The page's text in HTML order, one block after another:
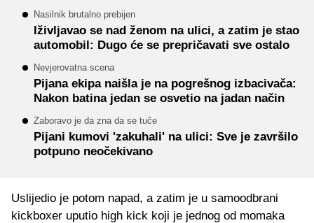
Nasilnik brutalno prebijen
Iživljavao se nad ženom na ulici, a zatim je stao
automobil: Dugo će se prepričavati sve ostalo
Nevjerovatna scena
Pijana ekipa naišla je na pogrešnog izbacivača:
Nakon batina jedan se osvetio na jadan način
Zaboravo je da zna da se tuče
Pijani kumovi 'zakuhali' na ulici: Sve je završilo
potpuno neočekivano
Uslijedio je potom napad, a zatim je u samoodbrani
kickboxer uputio high kick koji je jednog od momaka